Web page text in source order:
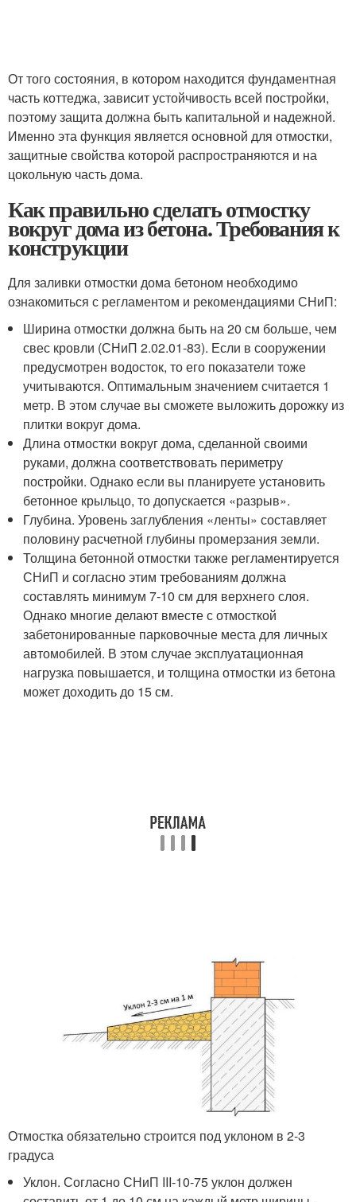
От того состояния, в котором находится фундаментная
часть коттеджа, зависит устойчивость всей постройки,
поэтому защита должна быть капитальной и надежной.
Именно эта функция является основной для отмостки,
защитные свойства которой распространяются и на
цокольную часть дома.
Как правильно сделать отмостку
вокруг дома из бетона. Требования к
конструкции
Для заливки отмостки дома бетоном необходимо
ознакомиться с регламентом и рекомендациями СНиП:
Ширина отмостки должна быть на 20 см больше, чем
свес кровли (СНиП 2.02.01-83). Если в сооружении
предусмотрен водосток, то его показатели тоже
учитываются. Оптимальным значением считается 1
метр. В этом случае вы сможете выложить дорожку из
плитки вокруг дома.
Длина отмостки вокруг дома, сделанной своими
руками, должна соответствовать периметру
постройки. Однако если вы планируете установить
бетонное крыльцо, то допускается «разрыв».
Глубина. Уровень заглубления «ленты» составляет
половину расчетной глубины промерзания земли.
Толщина бетонной отмостки также регламентируется
СНиП и согласно этим требованиям должна
составлять минимум 7-10 см для верхнего слоя.
Однако многие делают вместе с отмосткой
забетонированные парковочные места для личных
автомобилей. В этом случае эксплуатационная
нагрузка повышается, и толщина отмостки из бетона
может доходить до 15 см.
Отмостка обязательно строится под уклоном в 2-3
градуса
Уклон. Согласно СНиП III-10-75 уклон должен